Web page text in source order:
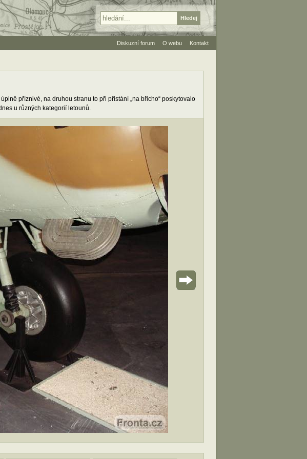
příznivé, na druhou stranu to při přistání „na břicho“ poskytovalo
u různých kategorií letounů.
Diskuzní forum O webu Kontakt